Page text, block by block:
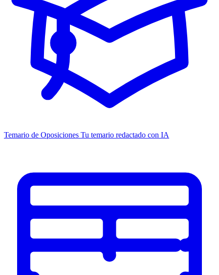
Temario de Oposiciones Tu temario redactado con IA